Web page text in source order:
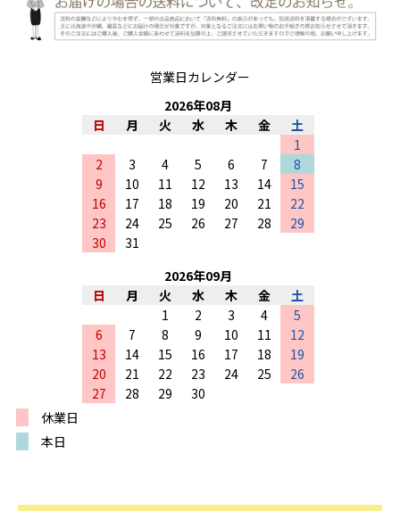
営業日カレンダー
2026年08月
日
月 火 水 木 金
土
1
2
3 4 5 6 7
8
9
10 11 12 13 14
15
16
17 18 19 20 21
22
23
24 25 26 27 28
29
30
31
2026年09月
日
月 火 水 木 金
土
1
2 3 4
5
6
7 8 9 10 11
12
13
14 15 16 17 18
19
20
21 22 23 24 25
26
27
28 29
30
休業日
本日